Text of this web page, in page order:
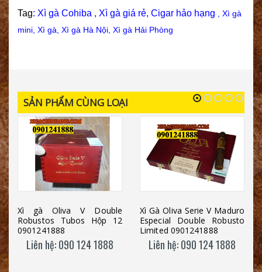
Tag: Xì gà Cohiba , Xì gà giá rẻ, Cigar hảo hạng , Xì gà
mini, Xì gà, Xì gà Hà Nội, Xì gà Hải Phòng
SẢN PHẨM CÙNG LOẠI
Xì gà Oliva V Double
Robustos Tubos Hộp 12
0901241888
Liên hệ: 090 124 1888
Xì Gà Oliva Serie V Maduro
Especial Double Robusto
Limited 0901241888
Liên hệ: 090 124 1888